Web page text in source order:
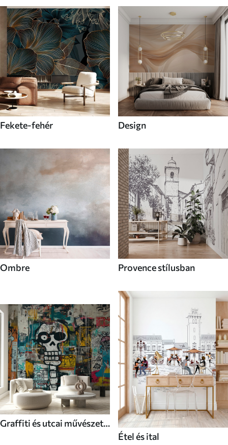
Fekete-fehér Design
Ombre Provence stílusban
Graffiti és utcai művészet
Étel és ital